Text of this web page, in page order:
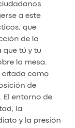
a este
que
de la
que tú y tu
la mesa.
citada como
de
El entorno de
la
y la presión